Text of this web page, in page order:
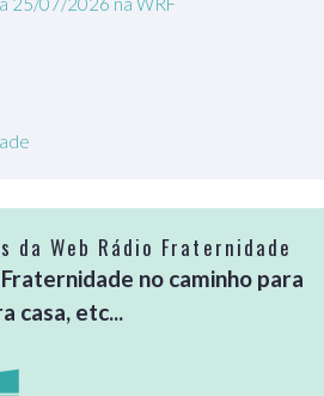
da Web Rádio Fraternidade
no caminho para
casa, etc...